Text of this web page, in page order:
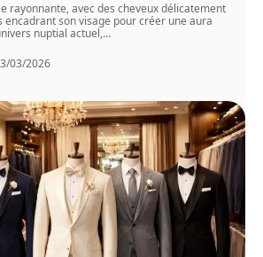
rayonnante, avec des cheveux délicatement
encadrant son visage pour créer une aura
nuptial actuel,…
03/2026